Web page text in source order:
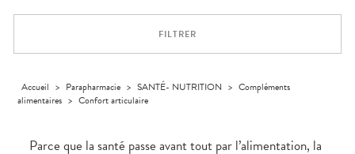
SolaireEtendre
articulaires
musculaires
vasculaire
Irritations
Lavages
Sécheresses
des yeux
OREILLES
- NEZ -
GORGE
Etendre
de gorge
NUTRITION
PHARMACIES
APPLICATION
FILTRER
Accueil > Parapharmacie > SANTÉ- NUTRITION > Compléments
alimentaires > Confort articulaire
Parce que la santé passe avant tout par l’alimentation, la